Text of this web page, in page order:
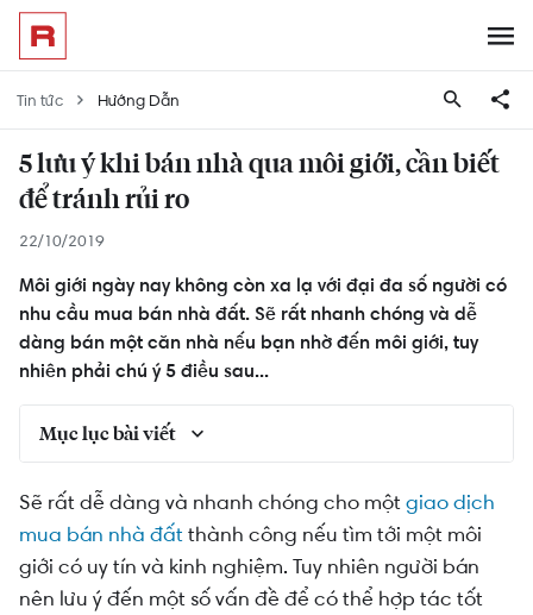
Tin tức Hướng Dẫn
5 lưu ý khi bán nhà qua môi giới, cần biết
để tránh rủi ro
22/10/2019
Môi giới ngày nay không còn xa lạ với đại đa số người có
nhu cầu mua bán nhà đất. Sẽ rất nhanh chóng và dễ
dàng bán một căn nhà nếu bạn nhờ đến môi giới, tuy
nhiên phải chú ý 5 điều sau...
Mục lục bài viết
Lưu ý thứ nhất khi bán nhà qua môi giới: Xác định
trước giá trị của căn nhà
Lưu ý thứ hai khi bán nhà qua môi giới: Chọn mặt
gửi vàng
Sẽ rất dễ dàng và nhanh chóng cho mộtgiao dịch
mua bán nhà đấtthành công nếu tìm tới một môi
giới có uy tín và kinh nghiệm. Tuy nhiên người bán
nên lưu ý đến một số vấn đề để có thể hợp tác tốt